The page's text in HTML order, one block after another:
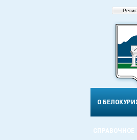
О
СПРАВОЧНОЕ